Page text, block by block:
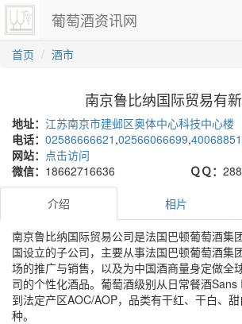
葡萄酒资讯网
首页 酒市
南京鲁比纳国际贸易有
地址： 江苏南京市建邺区奥体中心科技中心楼
电话： 02586666621 ,02566066699,
网站： 点击访问
微信： 18662716636 ＱＱ：
介绍 相片
南京鲁比纳国际贸易公司是法国巴顿葡萄酒集
国设立的子公司，主要从事法国巴顿葡萄酒集
场的推广与销售，以及为中国酒商量身定做全
司的个性化酒品。葡萄酒级别从日常餐酒Sans
到法定产区AOC/AOP，品类有干红、干白、
种。